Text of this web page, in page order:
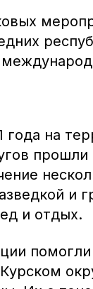
года на
и
и отдых.